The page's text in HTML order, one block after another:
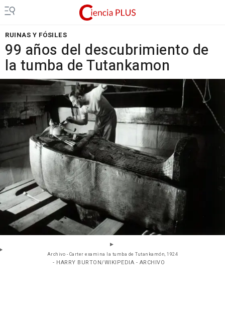
RUINAS Y FÓSILES
99 años del descubrimiento de
la tumba de Tutankamon
Archivo - Carter examina la tumba de Tutankamón, 1924
- HARRY BURTON/WIKIPEDIA - ARCHIVO